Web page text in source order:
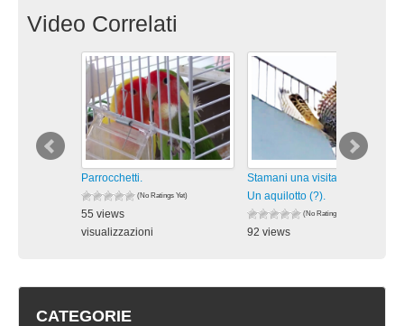
Video Correlati
Parrocchetti.
(No Ratings Yet)
55 views
visualizzazioni
Stamani una visita inaspettata:
Un aquilotto (?).
(No Ratings Yet)
92 views
CATEGORIE